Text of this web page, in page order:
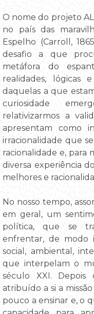
O nome do projeto
no país das
Espelho (Carroll,
desafio a que
metáfora do
realidades, lógicas
daquelas a que
curiosidade
relativizarmos a
apresentam como
irracionalidade que
racionalidade e, para
diversa experiência
melhores e
No nosso tempo,
em geral, um
política, que se
enfrentar, de modo
social, ambiental,
que interpelam o
século XXI.
atribuído a si a
pouco a ensinar e, o